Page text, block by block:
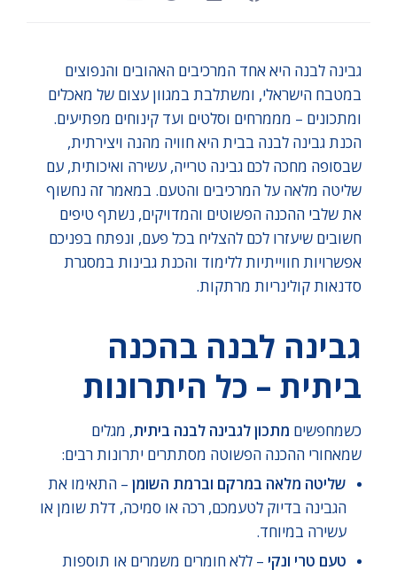
גבינה לבנה היא אחד המרכיבים האהובים והנפוצים
במטבח הישראלי, ומשתלבת במגוון עצום של מאכלים
ומתכונים – מממרחים וסלטים ועד קינוחים מפתיעים.
הכנת גבינה לבנה בבית היא חוויה מהנה ויצירתית,
שבסופה מחכה לכם גבינה טרייה, עשירה ואיכותית, עם
שליטה מלאה על המרכיבים והטעם. במאמר זה נחשוף
את שלבי ההכנה הפשוטים והמדויקים, נשתף טיפים
חשובים שיעזרו לכם להצליח בכל פעם, ונפתח בפניכם
אפשרויות חווייתיות ללימוד והכנת גבינות במסגרת
סדנאות קולינריות מרתקות.
גבינה לבנה בהכנה
ביתית – כל היתרונות
כשמחפשים מתכון לגבינה לבנה ביתית, מגלים
שמאחורי ההכנה הפשוטה מסתתרים יתרונות רבים:
שליטה מלאה במרקם וברמת השומן – התאימו את
הגבינה בדיוק לטעמכם, רכה או סמיכה, דלת שומן או
עשירה במיוחד.
טעם טרי ונקי – ללא חומרים משמרים או תוספות